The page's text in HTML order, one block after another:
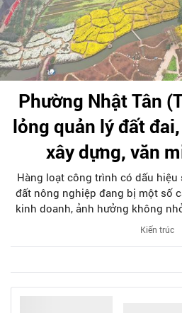
Phường Nhật Tân
lỏng quản lý đất
xây dựng, văn
Hàng loạt công trình có dấu hiệu
đất nông nghiệp đang bị một số
kinh doanh, ảnh hưởng không
thị trên địa bàn phường Nhật
Kiến trúc